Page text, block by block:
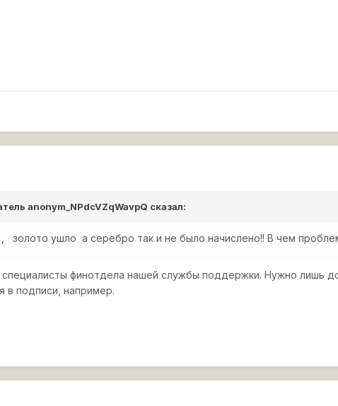
anonym_NPdcVZqWavpQ сказал:
золото ушло а серебро так и не было начислено!! В чем
финотдела нашей службы поддержки. Нужно лишь
в подписи, например.